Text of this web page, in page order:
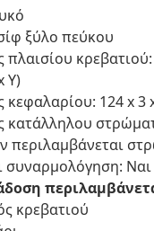
ξύλο πεύκου
πλαισίου
Υ)
κεφαλαρίου: 124 x
κατάλληλου
περιλαμβάνεται
συναρμολόγηση: Ναι
κρεβατιού